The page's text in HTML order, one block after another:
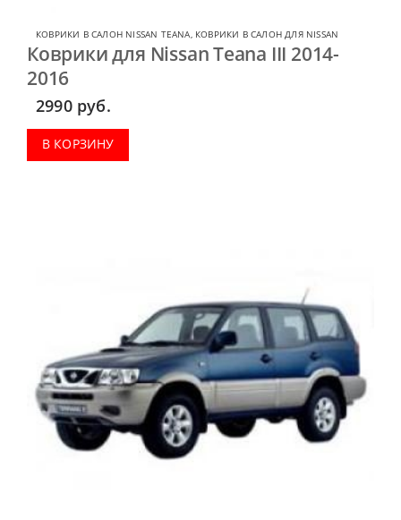
КОВРИКИ В САЛОН NISSAN TEANA, КОВРИКИ В САЛОН ДЛЯ NISSAN
Коврики для Nissan Teana III 2014-
2016
2990 руб.
В КОРЗИНУ